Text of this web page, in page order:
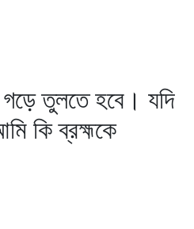
গড়ে তুলতে হবে। যদি
কি ব্রহ্মকে